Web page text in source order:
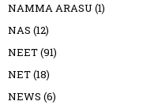
NAMMA ARASU (1)
NAS (12)
NEET(91)
NET(18)
NEWS (6)